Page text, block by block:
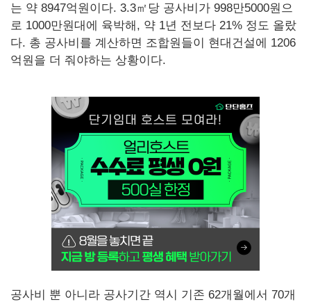
는 약 8947억원이다. 3.3㎡당 공사비가 998만5000원으
로 1000만원대에 육박해, 약 1년 전보다 21% 정도 올랐
다. 총 공사비를 계산하면 조합원들이 현대건설에 1206
억원을 더 줘야하는 상황이다.
공사비 뿐 아니라 공사기간 역시 기존 62개월에서 70개